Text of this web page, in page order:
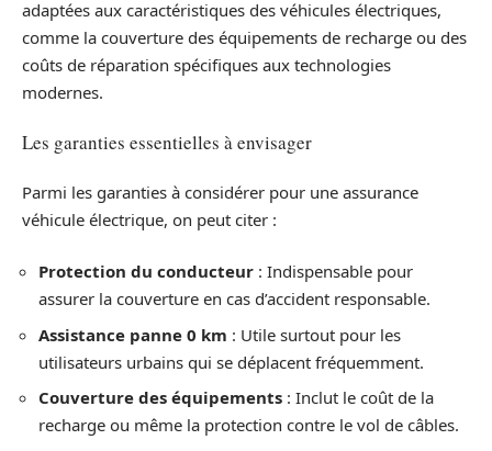
adaptées aux caractéristiques des véhicules électriques,
comme la couverture des équipements de recharge ou des
coûts de réparation spécifiques aux technologies
modernes.
Les garanties essentielles à envisager
Parmi les garanties à considérer pour une assurance
véhicule électrique, on peut citer :
Protection du conducteur : Indispensable pour
assurer la couverture en cas d’accident responsable.
Assistance panne 0 km : Utile surtout pour les
utilisateurs urbains qui se déplacent fréquemment.
Couverture des équipements : Inclut le coût de la
recharge ou même la protection contre le vol de câbles.